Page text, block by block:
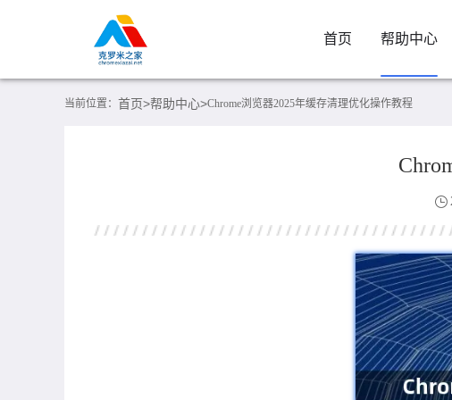
首页 帮助中心
当前位置： 首页>帮助中心>Chrome浏览器2025年缓存清理优化操作教程